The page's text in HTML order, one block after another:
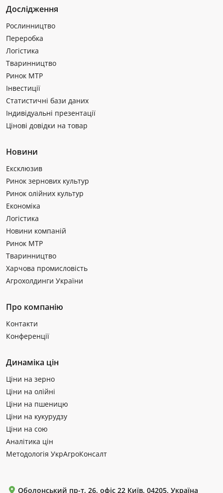
Дослідження
Рослинництво
Переробка
Логістика
Тваринництво
Ринок МТР
Інвестиції
Статистичні бази даних
Індивідуальні презентації
Цінові довідки на товар
Новини
Ексклюзив
Ринок зернових культур
Ринок олійних культур
Економіка
Логістика
Новини компаній
Ринок МТР
Тваринництво
Харчова промисловість
Агрохолдинги України
Про компанію
Контакти
Конференції
Динаміка цін
Ціни на зерно
Ціни на олійні
Ціни на пшеницю
Ціни на кукурудзу
Ціни на сою
Аналітика цін
Методологія УкрАгроКонсалт
Оболонський пр-т, 26, офіс 22 Київ, 04205, Україна